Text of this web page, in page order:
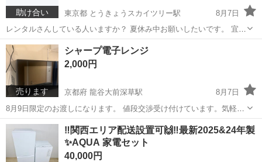
助け合い 東京都 とうきょうスカイツリー駅
8月7日
レンタルさんしている人いますか？ 夏休み中お願いしたいです。 宜し
くお願いします
東京 墨田区 とうきょうスカイツリー駅
売ります
シャープ電子レンジ
2,000円
京都府 龍谷大前深草駅
8月7日
8月9日限定のお渡しになります。 値段交渉受け付けています。気軽に
コメントしてください。
京都 京都市 龍谷大前深草駅 キッチン家電
‼️関西エリア配送設置可🙌‼️最新2025&24年製
✨AQUA 家電セット
40,000円